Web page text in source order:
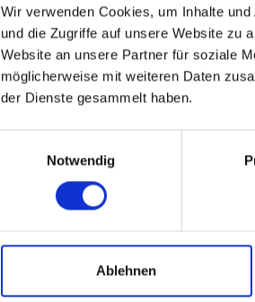
Wir verwenden Cookies, um Inhalte
und die Zugriffe auf unsere Website zu
Website an unsere Partner für soziale
möglicherweise mit weiteren Daten
der Dienste gesammelt haben.
Notwendig
Ablehnen